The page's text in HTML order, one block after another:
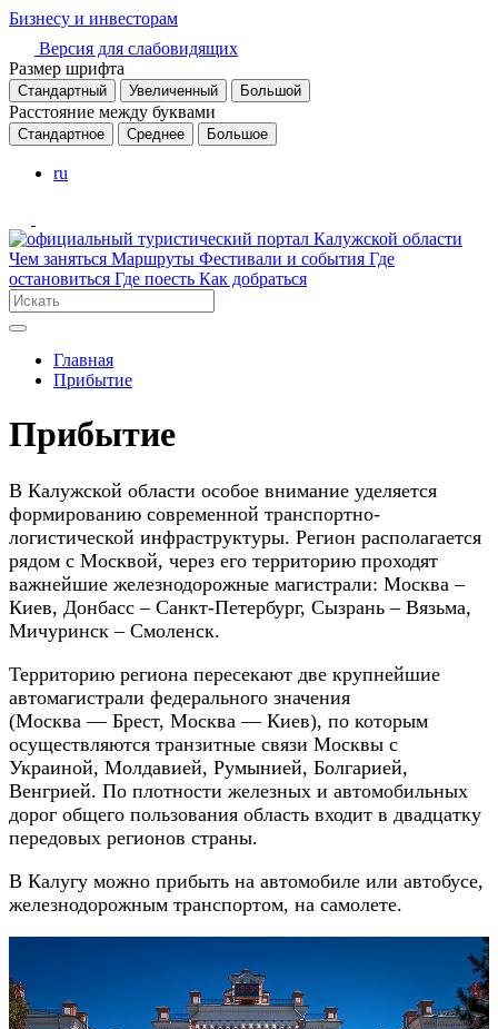
Бизнесу и инвесторам
Версия для слабовидящих
Размер шрифта
Стандартный Увеличенный Большой
Расстояние между буквами
Стандартное Среднее Большое
ru
Чем заняться Маршруты Фестивали и события Где
остановиться Где поесть Как добраться
Главная
Прибытие
Прибытие
В Калужской области особое внимание уделяется
формированию современной транспортно-
логистической инфраструктуры. Регион располагается
рядом с Москвой, через его территорию проходят
важнейшие железнодорожные магистрали: Москва –
Киев, Донбасс – Санкт-Петербург, Сызрань – Вязьма,
Мичуринск – Смоленск.
Территорию региона пересекают две крупнейшие
автомагистрали федерального значения
(Москва — Брест, Москва — Киев), по которым
осуществляются транзитные связи Москвы с
Украиной, Молдавией, Румынией, Болгарией,
Венгрией. По плотности железных и автомобильных
дорог общего пользования область входит в двадцатку
передовых регионов страны.
В Калугу можно прибыть на автомобиле или автобусе,
железнодорожным транспортом, на самолете.